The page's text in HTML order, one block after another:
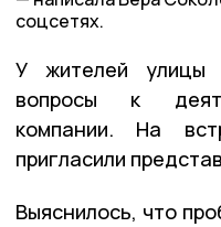
соцсетях.
У жителей улицы
вопросы к
компании. На
пригласили
Выяснилось, что